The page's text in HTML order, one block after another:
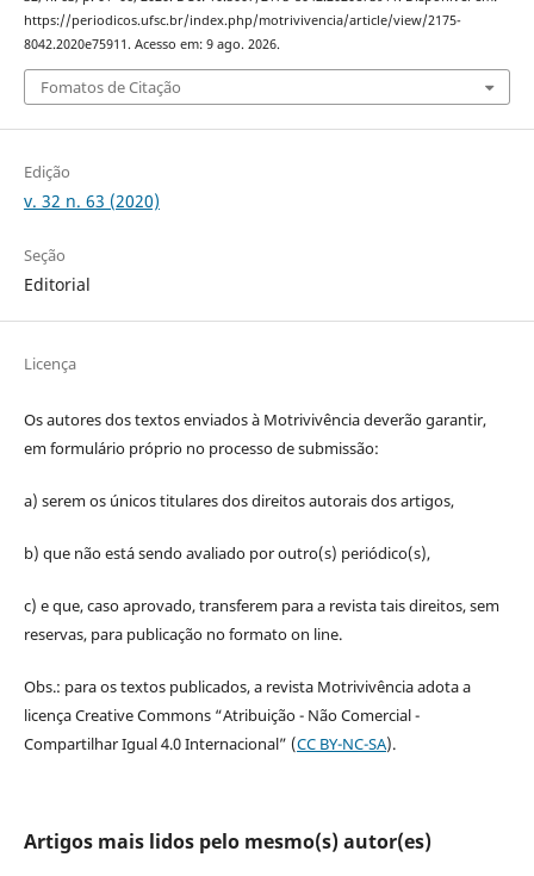
https://periodicos.ufsc.br/index.php/motrivivencia/article/view/2175-
8042.2020e75911. Acesso em: 9 ago. 2026.
Fomatos de Citação
Edição
v. 32 n. 63 (2020)
Seção
Editorial
Licença
Os autores dos textos enviados à Motrivivência deverão garantir,
em formulário próprio no processo de submissão:
a) serem os únicos titulares dos direitos autorais dos artigos,
b) que não está sendo avaliado por outro(s) periódico(s),
c) e que, caso aprovado, transferem para a revista tais direitos, sem
reservas, para publicação no formato on line.
Obs.: para os textos publicados, a revista Motrivivência adota a
licença Creative Commons “Atribuição - Não Comercial -
Compartilhar Igual 4.0 Internacional” (CC BY-NC-SA).
Artigos mais lidos pelo mesmo(s) autor(es)